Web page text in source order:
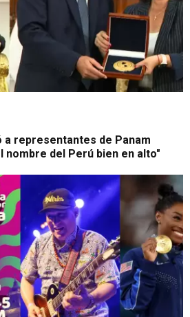
a representantes de Panam
nombre del Perú bien en alto"